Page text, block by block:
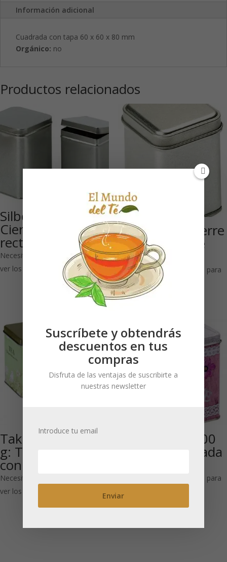
Información adicional
Cuadrada con tapa 60 x 60 x 80 mm
Orgánico: no
Productos relacionados
Silber 100 g:
Cierre con visagra
rectangular
Necesitas estar registrado para
ver los precios
Silber 25 g: Cierre
a presión bote
rectangular
Necesitas estar registrado para
ver los precios
Take a break 100
g: Tapa cuadrada
con bisagra
Necesitas estar registrado para
ver los precios
Box of Love 100
g: Tapa cuadrada
Necesitas estar registrado para
Suscríbete y obtendrás
descuentos en tus
compras
Disfruta de las ventajas de suscribirte a
nuestras newsletter
Introduce tu email